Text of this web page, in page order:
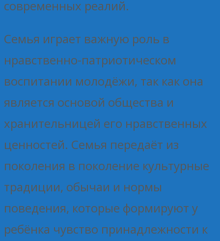
современных реалий.
Семья играет важную роль в
нравственно-патриотическом
воспитании молодёжи, так как она
является основой общества и
хранительницей его нравственных
ценностей. Семья передаёт из
поколения в поколение культурные
традиции, обычаи и нормы
поведения, которые формируют у
ребёнка чувство принадлежности к